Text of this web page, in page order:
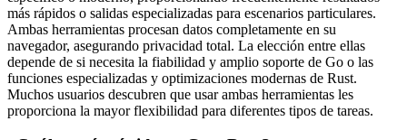
más rápidos o salidas especializadas para escenarios particulares.
Ambas herramientas procesan datos completamente en su
navegador, asegurando privacidad total. La elección entre ellas
depende de si necesita la fiabilidad y amplio soporte de Go o las
funciones especializadas y optimizaciones modernas de Rust.
Muchos usuarios descubren que usar ambas herramientas les
proporciona la mayor flexibilidad para diferentes tipos de tareas.